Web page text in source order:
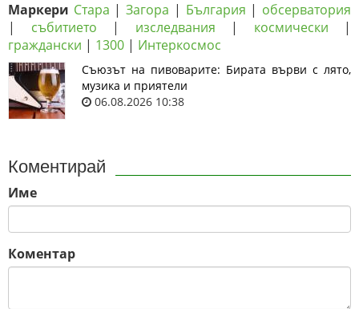
Маркери Стара |Загора | България | обсерватория
| събитието | изследвания | космически |
граждански | 1300 | Интеркосмос
Съюзът на пивоварите: Бирата върви с лято,
музика и приятели
06.08.2026 10:38
Коментирай
Име
Коментар